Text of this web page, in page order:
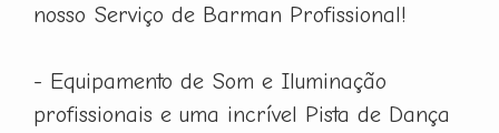
nosso Serviço de Barman Profissional!
- Equipamento de Som e Iluminação
profissionais e uma incrível Pista de Dança